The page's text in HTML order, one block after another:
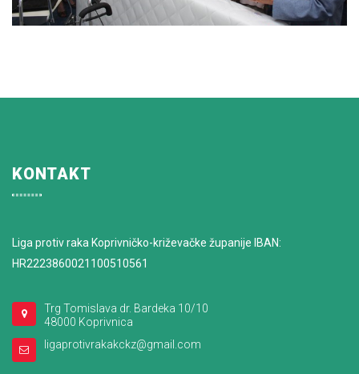
KONTAKT
Liga protiv raka Koprivničko-križevačke županije IBAN:
HR2223860021100510561
Trg Tomislava dr. Bardeka 10/10
48000 Koprivnica
ligaprotivrakakckz@gmail.com